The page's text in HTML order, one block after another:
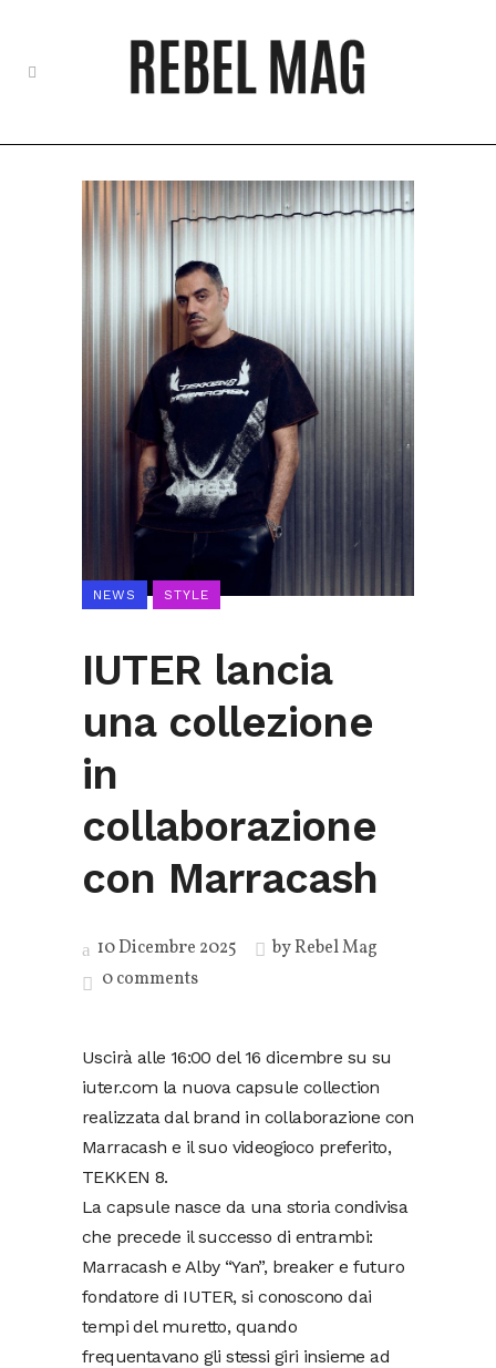
NEWS STYLE
IUTER lancia
una collezione
in
collaborazione
con Marracash
10 Dicembre 2025 byRebel Mag
0 comments
Uscirà alle 16:00 del 16 dicembre su su
iuter.com la nuova capsule collection
realizzata dal brand in collaborazione con
Marracash e il suo videogioco preferito,
TEKKEN 8.
La capsule nasce da una storia condivisa
che precede il successo di entrambi:
Marracash e Alby “Yan”, breaker e futuro
fondatore di IUTER, si conoscono dai
tempi del muretto, quando
frequentavano gli stessi giri insieme ad